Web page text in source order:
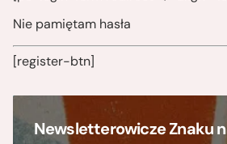
Nie pamiętam hasła
[register-btn]
Newsletterowicze Znaku